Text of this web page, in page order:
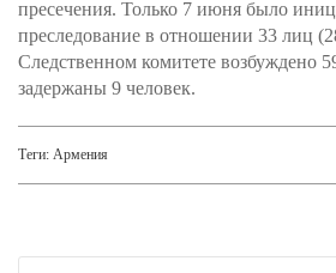
пресечения. Только 7 июня было
преследование в отношении 33 лиц
Следственном комитете возбуждено
задержаны 9 человек.
Теги: Армения